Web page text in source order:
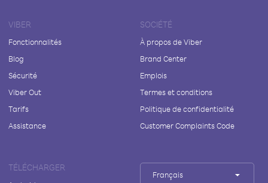
VIBER
Fonctionnalités
Blog
Sécurité
Viber Out
Tarifs
Assistance
SOCIÉTÉ
À propos de Viber
Brand Center
Emplois
Termes et conditions
Politique de confidentialité
Customer Complaints Code
TÉLÉCHARGER
Français